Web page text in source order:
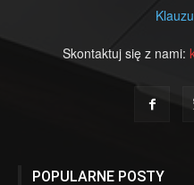
Skontaktuj się z nami:
POPULARNE POSTY